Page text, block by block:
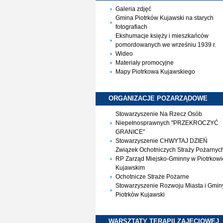
Galeria zdjęć
Gmina Piotrków Kujawski na starych
fotografiach
Ekshumacje księży i mieszkańców
pomordowanych we wrześniu 1939 r.
Wideo
Materiały promocyjne
Mapy Piotrkowa Kujawskiego
ORGANIZACJE POZARZĄDOWE
Stowarzyszenie Na Rzecz Osób
Niepełnosprawnych "PRZEKROCZYĆ
GRANICE"
Stowarzyszenie CHWYTAJ DZIEŃ
Związek Ochotniczych Straży
RP Zarząd Miejsko-Gminny w
Kujawskim
Ochotnicze Straże Pożarne
Stowarzyszenie Rozwoju Miasta i
Piotrków Kujawski
WARSZTATY TERAPII ZAJĘCIOWEJ